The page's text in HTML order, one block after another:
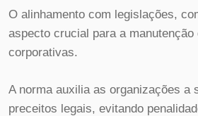
O alinhamento com legislações,
aspecto crucial para a manutenção
corporativas.
A norma auxilia as organizações a
preceitos legais, evitando